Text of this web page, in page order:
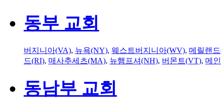
동부 교회
버지니아(VA), 뉴욕(NY), 웨스트버지니아(WV), 메릴랜
드(RI), 매사추세츠(MA), 뉴햄프셔(NH), 버몬트(VT), 메
동남부 교회